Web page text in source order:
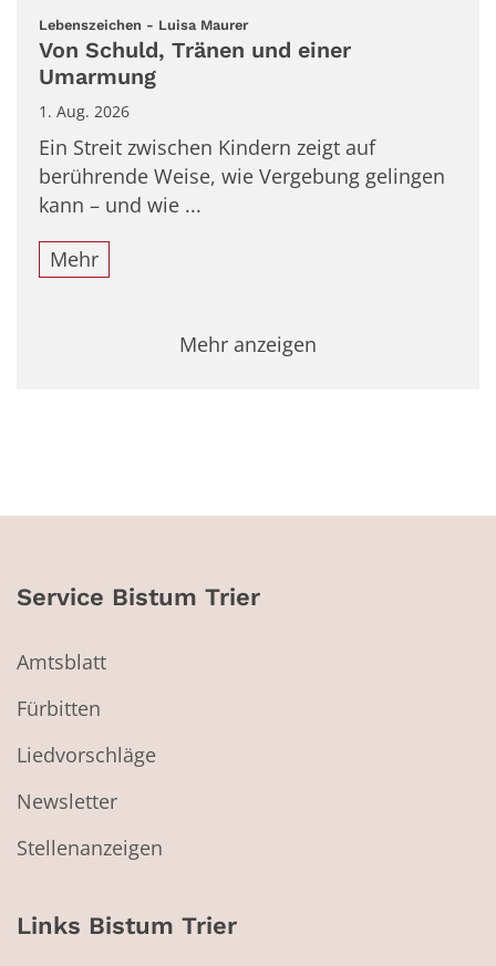
Lebenszeichen - Luisa Maurer:
Von Schuld, Tränen und einer
Umarmung
1. Aug. 2026
Ein Streit zwischen Kindern zeigt auf
berührende Weise, wie Vergebung gelingen
kann – und wie ...
Mehr
Mehr anzeigen
Service Bistum Trier
Amtsblatt
Fürbitten
Liedvorschläge
Newsletter
Stellenanzeigen
Links Bistum Trier